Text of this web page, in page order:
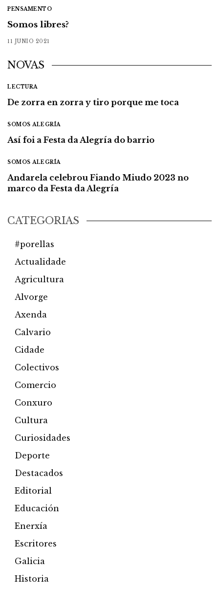
PENSAMENTO
Somos libres?
11 JUNIO 2021
NOVAS
LECTURA
De zorra en zorra y tiro porque me toca
SOMOS ALEGRÍA
Así foi a Festa da Alegría do barrio
SOMOS ALEGRÍA
Andarela celebrou Fiando Miudo 2023 no
marco da Festa da Alegría
CATEGORÍAS
#porellas
Actualidade
Agricultura
Alvorge
Axenda
Calvario
Cidade
Colectivos
Comercio
Conxuro
Cultura
Curiosidades
Deporte
Destacados
Editorial
Educación
Enerxía
Escritores
Galicia
Historia